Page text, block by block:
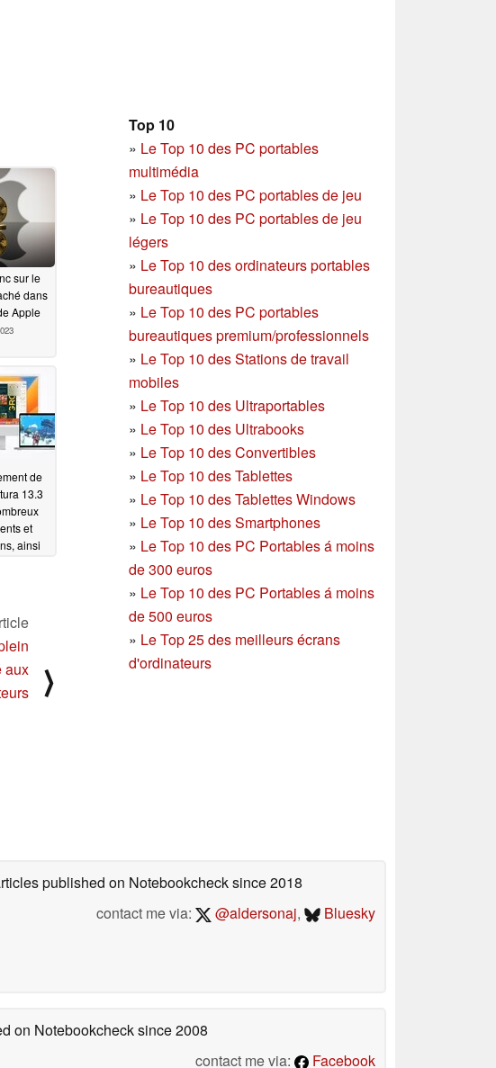
Top 10
» Le Top 10 des PC portables
multimédia
» Le Top 10 des PC portables de jeu
» Le Top 10 des PC portables de jeu
légers
» Le Top 10 des ordinateurs portables
bureautiques
» Le Top 10 des PC portables
bureautiques premium/professionnels
» Le Top 10 des Stations de travail
mobiles
» Le Top 10 des Ultraportables
» Le Top 10 des Ultrabooks
» Le Top 10 des Convertibles
» Le Top 10 des Tablettes
» Le Top 10 des Tablettes Windows
» Le Top 10 des Smartphones
» Le Top 10 des PC Portables á moins
de 300 euros
» Le Top 10 des PC Portables á moins
de 500 euros
» Le Top 25 des meilleurs écrans
d'ordinateurs
sur le
dans
Apple
de
13.3
et
ainsi
aux
⟩
published on Notebookchecksince 2018
contact me via:
@aldersonaj, Bluesky
on Notebookchecksince 2008
contact me via:
Facebook